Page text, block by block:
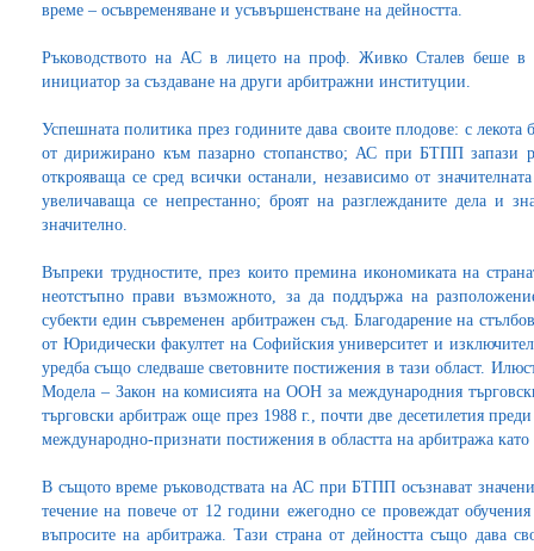
време – осъвременяване и усъвършенстване на дейността.
Ръководството на АС в лицето на проф. Живко Сталев беше в
инициатор за създаване на други арбитражни институции.
Успешната политика през годините дава своите плодове: с
от дирижирано към пазарно стопанство; АС при БТПП запази
открояваща се сред всички останали, независимо от
увеличаваща се непрестанно; броят на разглежданите дела и
значително.
Въпреки трудностите, през които премина икономиката на
неотстъпно прави възможното, за да поддържа на
субекти един съвременен арбитражен съд. Благодарение на
от Юридически факултет на Софийския университет и
уредба също следваше световните постижения в тази област.
Модела – Закон на комисията на ООН за международния
търговски арбитраж още през 1988 г., почти две десетилетия
международно-признати постижения в областта на арбитража
В същото време ръководствата на АС при БТПП осъзнават
течение на повече от 12 години ежегодно се провеждат
въпросите на арбитража. Тази страна от дейността също дава